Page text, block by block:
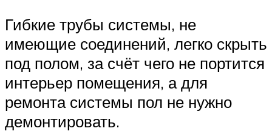
Гибкие трубы системы, не
имеющие соединений, легко скрыть
под полом, за счёт чего не портится
интерьер помещения, а для
ремонта системы пол не нужно
демонтировать.